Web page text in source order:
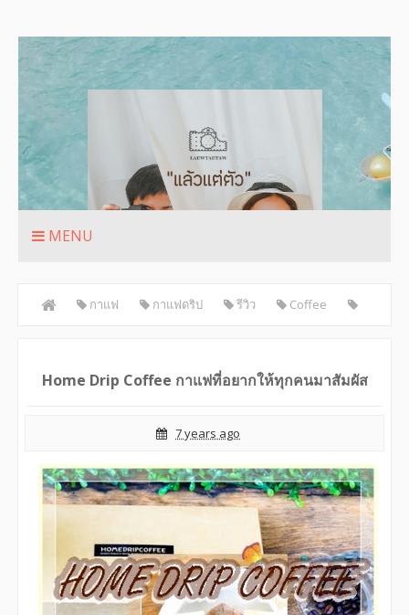
MENU
กาแฟ กาแฟดริป รีวิว Coffee
Home Drip Coffee กาแฟที่อยากให้ทุกคนมาสัมผัส
7 years ago